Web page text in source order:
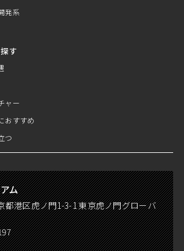
発系
す
ャー
おすすめ
つ
ム
港区虎ノ門1-3-1 東京虎ノ門グローバ